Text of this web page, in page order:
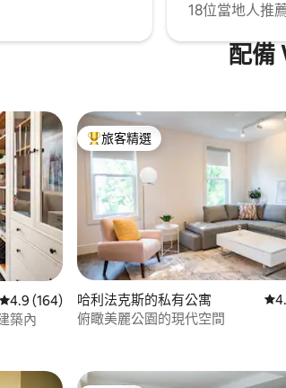
18位當地人推
配備
從 164 則評價中獲得 4.9 的平均評分（滿分 5 分
4.9 (164)
築內
旅客精選榜首
旅客精選
哈利法克斯的私有公寓 從
俯瞰美麗公園的現代空間